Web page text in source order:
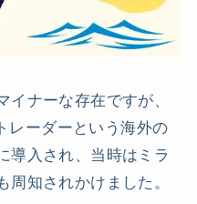
イナーな存在ですが、
レーダーという海外の
導入され、当時はミラ
周知されかけました。